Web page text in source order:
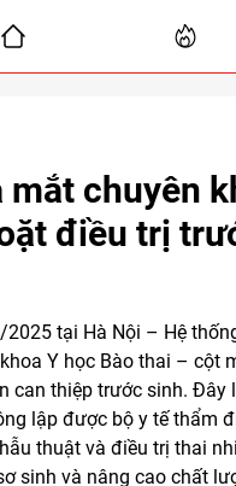
chuyên
điều trị
tại Hà Nội – Hệ
Y học Bào thai – cột
can thiệp trước sinh.
lập được bộ y tế thẩm
thuật và điều trị thai
sinh và nâng cao chất